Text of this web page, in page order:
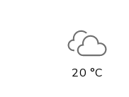
20 °C